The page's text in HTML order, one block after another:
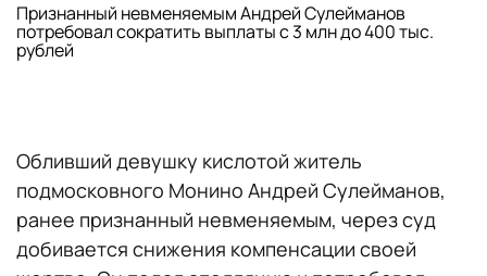
Признанный невменяемым Андрей Сулейманов
потребовал сократить выплаты с 3 млн до 400 тыс.
рублей
Обливший девушку кислотой житель
подмосковного Монино Андрей Сулейманов,
ранее признанный невменяемым, через суд
добивается снижения компенсации своей